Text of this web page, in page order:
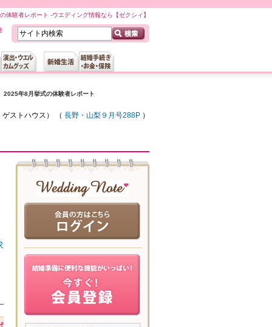
体験者レポート -ウエディング情報なら【ゼクシィ】
2025年8月挙式の体験者レポート
ゲストハウス ） （ 長野・山梨９月号288P ）